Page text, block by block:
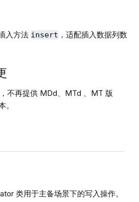
入方法 insert ，适配插入数据列数
不再提供 MDd、MTd 、MT 版
类用于主备场景下的写入操作。